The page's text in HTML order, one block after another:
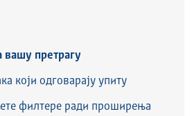
вашу претрагу
који одговарају упиту
филтере ради проширења